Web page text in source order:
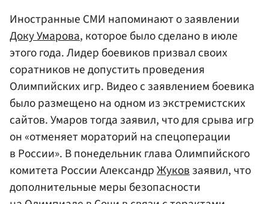
Иностранные СМИ напоминают о заявлении
Доку Умарова, которое было сделано в июле
этого года. Лидер боевиков призвал своих
соратников не допустить проведения
Олимпийских игр. Видео с заявлением боевика
было размещено на одном из экстремистских
сайтов. Умаров тогда заявил, что для срыва игр
он «отменяет мораторий на спецоперации
в России». В понедельник глава Олимпийского
комитета России АлександрЖуковзаявил, что
дополнительные меры безопасности